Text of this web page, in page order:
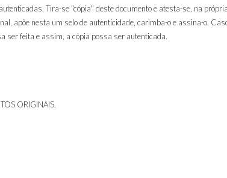
Tira-se "cópia" deste documento e atesta-se, na
apõe nesta um selo de autenticidade, carimba-o e assina-o.
ser feita e assim, a cópia possa ser autenticada.
ORIGINAIS.